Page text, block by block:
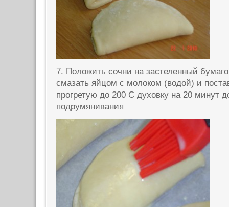
7. Положить сочни на застеленный
смазать яйцом с молоком (водой) и
прогретую до 200 С духовку на 20 минут
подрумянивания